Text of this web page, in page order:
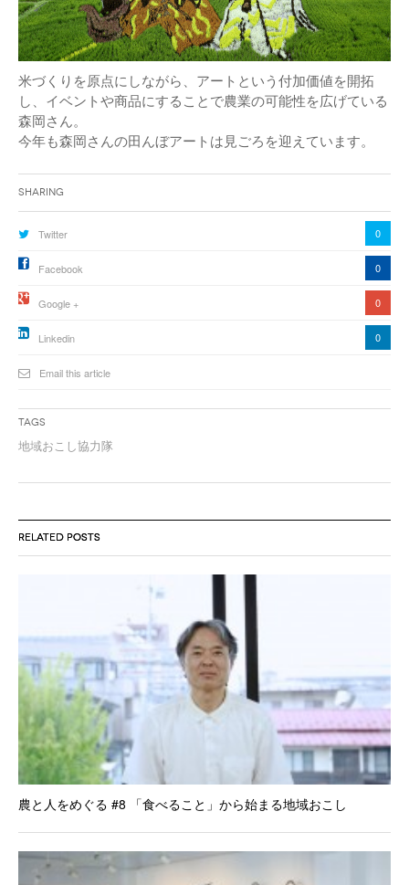
米づくりを原点にしながら、アートという付加価値を開拓
し、イベントや商品にすることで農業の可能性を広げている
森岡さん。
今年も森岡さんの田んぼアートは見ごろを迎えています。
Sharing
Twitter 0
Facebook 0
Google + 0
Linkedin 0
Email this article
Tags
地域おこし協力隊
RELATED POSTS
農と人をめぐる #8 「食べること」から始まる地域おこし